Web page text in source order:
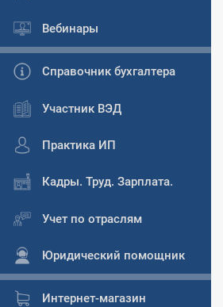
Вебинары
Справочник бухгалтера
Участник ВЭД
Практика ИП
Кадры. Труд. Зарплата.
Учет по отраслям
Юридический помощник
Интернет-магазин